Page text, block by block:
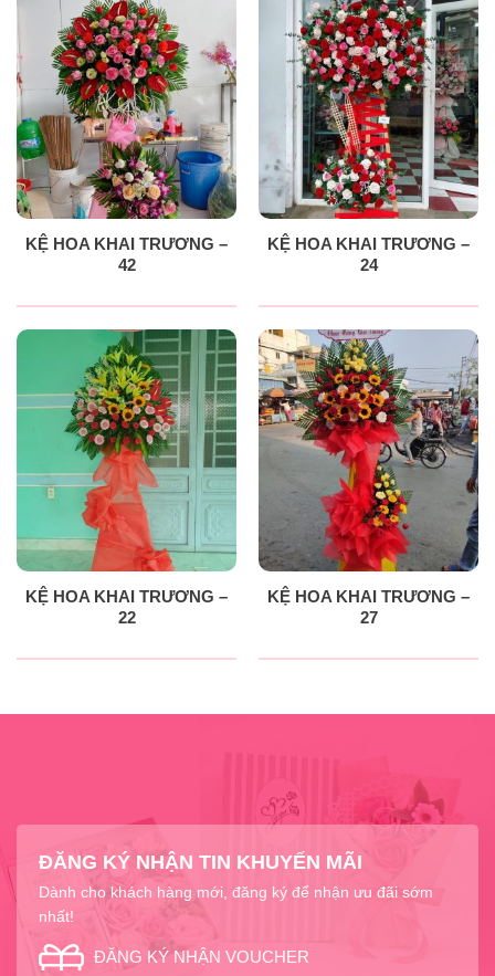
KỆ HOA KHAI TRƯƠNG –
42
KỆ HOA KHAI TRƯƠNG –
24
KỆ HOA KHAI TRƯƠNG –
22
KỆ HOA KHAI TRƯƠNG –
27
ĐĂNG KÝ NHẬN TIN KHUYẾN MÃI
Dành cho khách hàng mới, đăng ký để nhận ưu đãi sớm
nhất!
ĐĂNG KÝ NHẬN VOUCHER